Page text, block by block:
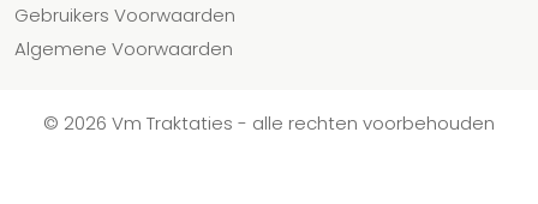
Gebruikers Voorwaarden
Algemene Voorwaarden
© 2026 Vm Traktaties - alle rechten voorbehouden